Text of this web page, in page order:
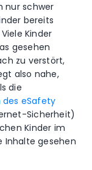
nur schwer
bereits
Kinder
gesehen
zu verstört,
also nahe,
die
eSafety
Sicherheit)
Kinder im
Inhalte gesehen